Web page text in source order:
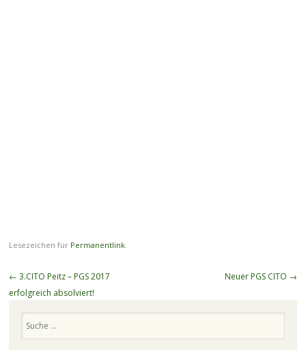
Lesezeichen für Permanentlink.
Beitragsnavigation
← 3.CITO Peitz – PGS 2017
erfolgreich absolviert!
Neuer PGS CITO →